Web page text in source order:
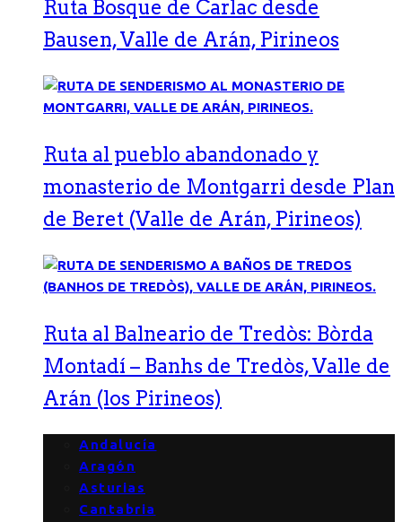
Ruta Bosque de Carlac desde
Bausen, Valle de Arán, Pirineos
Ruta al pueblo abandonado y
monasterio de Montgarri desde Plan
de Beret (Valle de Arán, Pirineos)
Ruta al Balneario de Tredòs: Bòrda
Montadí – Banhs de Tredòs, Valle de
Arán (los Pirineos)
Andalucía
Aragón
Asturias
Cantabria